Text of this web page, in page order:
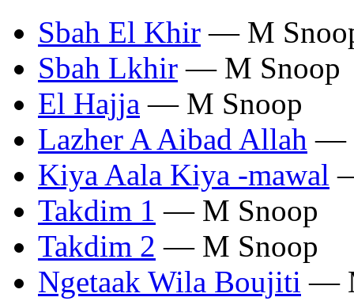
Sbah El Khir — M
Sbah Lkhir — M Snoop
El Hajja — M Snoop
Lazher A Aibad Allah —
Kiya Aala Kiya -mawal
Takdim 1 — M Snoop
Takdim 2 — M Snoop
Ngetaak Wila Boujiti —